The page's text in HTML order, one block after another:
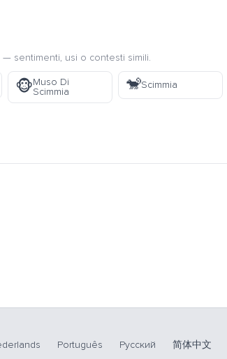
sentimenti, usi o contesti simili.
🐵Muso Di
Scimmia
🐒Scimmia
Português Русский 简体中文